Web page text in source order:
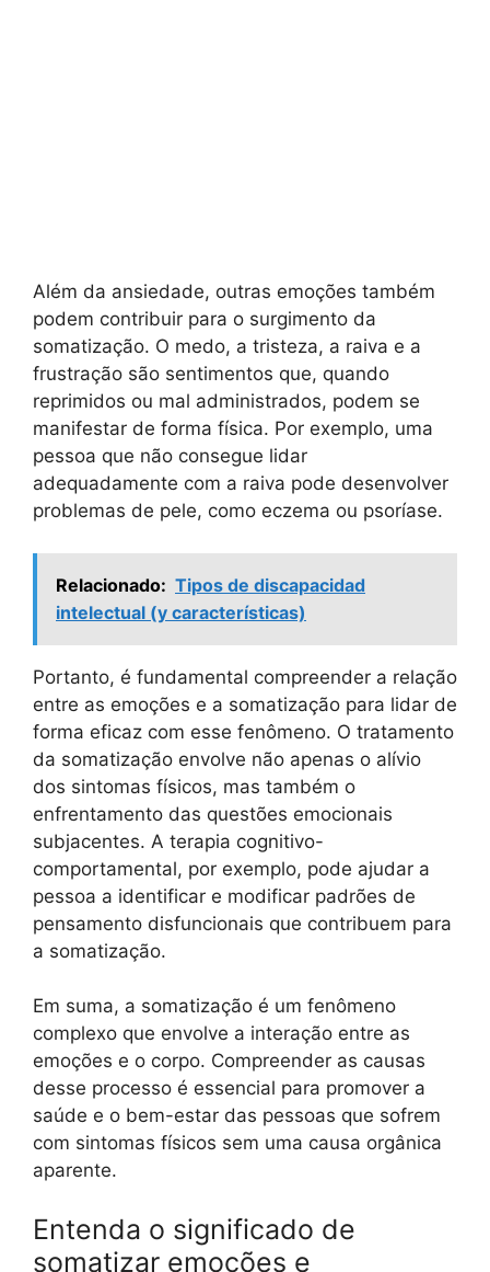
Além da ansiedade, outras emoções também
podem contribuir para o surgimento da
somatização. O medo, a tristeza, a raiva e a
frustração são sentimentos que, quando
reprimidos ou mal administrados, podem se
manifestar de forma física. Por exemplo, uma
pessoa que não consegue lidar
adequadamente com a raiva pode desenvolver
problemas de pele, como eczema ou psoríase.
Relacionado: Tipos de discapacidad
intelectual (y características)
Portanto, é fundamental compreender a relação
entre as emoções e a somatização para lidar de
forma eficaz com esse fenômeno. O tratamento
da somatização envolve não apenas o alívio
dos sintomas físicos, mas também o
enfrentamento das questões emocionais
subjacentes. A terapia cognitivo-
comportamental, por exemplo, pode ajudar a
pessoa a identificar e modificar padrões de
pensamento disfuncionais que contribuem para
a somatização.
Em suma, a somatização é um fenômeno
complexo que envolve a interação entre as
emoções e o corpo. Compreender as causas
desse processo é essencial para promover a
saúde e o bem-estar das pessoas que sofrem
com sintomas físicos sem uma causa orgânica
aparente.
Entenda o significado de
somatizar emoções e